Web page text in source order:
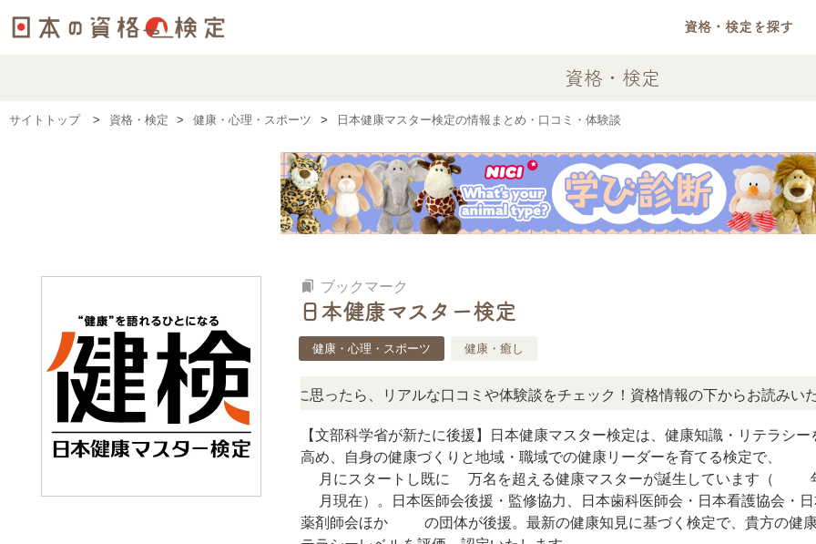
資格・検定を探す
資格・検定
サイトトップ 資格・検定 健康・心理・スポーツ 日本健康マスター検定の情報まとめ・口コミ・体験談
bookmarks ブックマーク
日本健康マスター検定
健康・心理・スポーツ 健康・癒し
難しい？」「どんな試験？」と疑問に思ったら、リアルな口コミや体験談をチェック！資格情報の下からお読みいただけ
【文部科学省が新たに後援】日本健康マスター検定は、健康知識・リテラシー
高め、自身の健康づくりと地域・職域での健康リーダーを育てる検定で、
2月にスタートし既に3万名を超える健康マスターが誕生しています（20
4月現在）。日本医師会後援・監修協力、日本歯科医師会・日本看護協会・
薬剤師会ほか32の団体が後援。最新の健康知見に基づく検定で、貴方の健